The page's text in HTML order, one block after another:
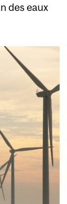
des eaux